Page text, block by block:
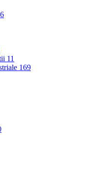
11
169